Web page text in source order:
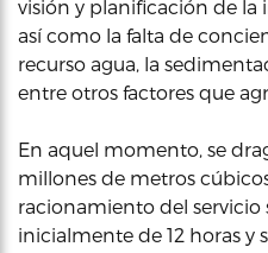
visión y planificación de la
así como la falta de
recurso agua, la
entre otros factores que
En aquel momento, se
millones de metros
racionamiento del servicio
inicialmente de 12 horas y